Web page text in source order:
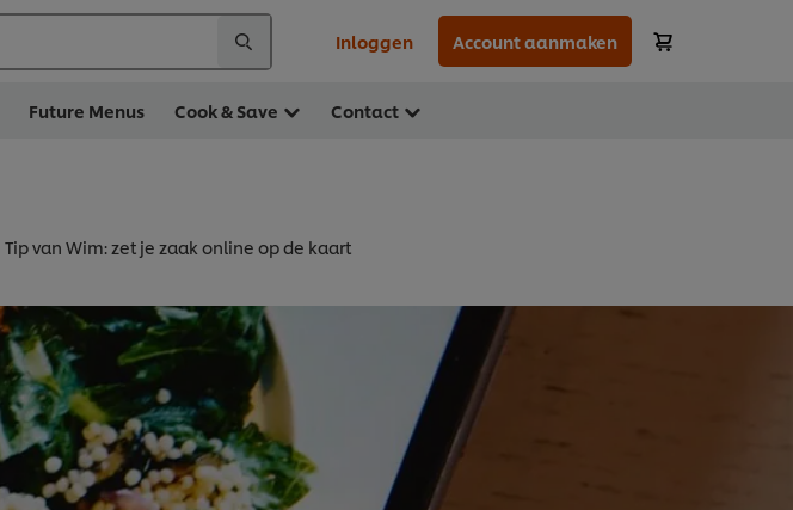
Inloggen Account aanmaken
Future Menus Cook & Save Contact
Tip van Wim: zet je zaak online op de kaart